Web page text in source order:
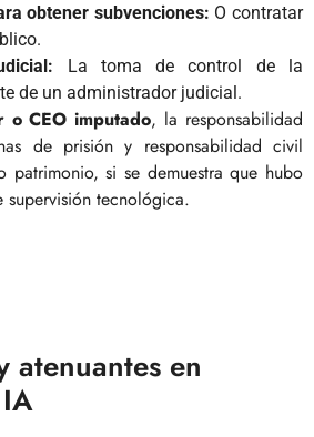
obtener subvenciones: O contratar
La toma de control de la
de un administrador judicial.
o CEO imputado, la responsabilidad
de prisión y responsabilidad civil
patrimonio, si se demuestra que hubo
tecnológica.
atenuantes en